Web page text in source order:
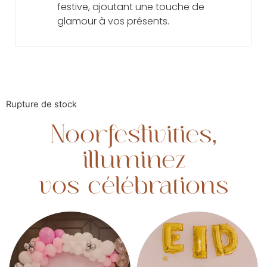
festive, ajoutant une touche de
glamour à vos présents.
Rupture de stock
Noorfestivities,
illuminez
vos célébrations